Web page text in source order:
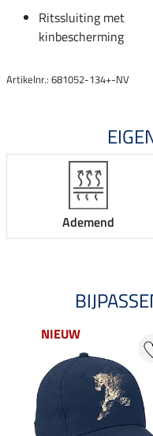
Ritssluiting met
kinbescherming
Artikelnr.: 681052-134+-NV
Ademend
NIEUW